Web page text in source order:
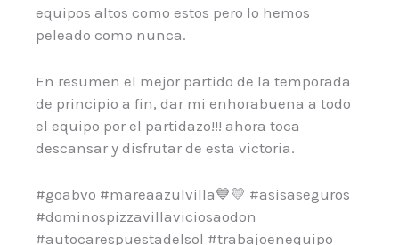
equipos altos como estos pero lo hemos
peleado como nunca.
En resumen el mejor partido de la temporada
de principio a fin, dar mi enhorabuena a todo
el equipo por el partidazo!!! ahora toca
descansar y disfrutar de esta victoria.
#goabvo #mareaazulvilla💙💛 #asisaseguros
#dominospizzavillaviciosaodon
#autocarespuestadelsol #trabajoenequipo